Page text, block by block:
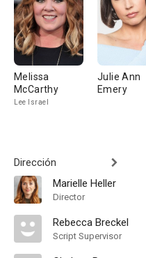
Melissa
McCarthy
Lee Israel
Julie Ann
Emery
Dirección
Marielle Heller
Director
Rebecca Breckel
Script Supervisor